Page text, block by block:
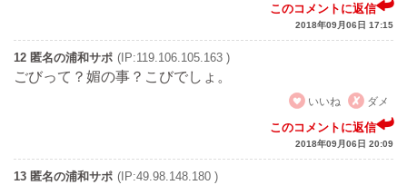
このコメントに返信
2018年09月06日 17:15
12 匿名の浦和サポ (IP:119.106.105.163 )
ごびって？媚の事？こびでしょ。
いいね
ダメ
このコメントに返信
2018年09月06日 20:09
13 匿名の浦和サポ (IP:49.98.148.180 )